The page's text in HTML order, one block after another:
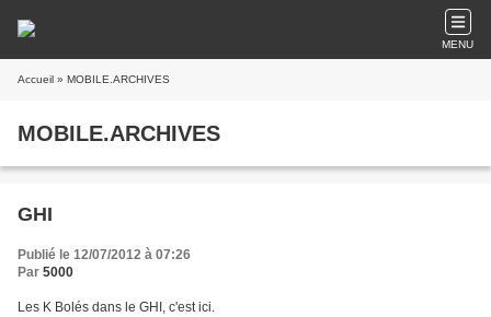
MENU
Accueil » MOBILE.ARCHIVES
MOBILE.ARCHIVES
GHI
Publié le 12/07/2012 à 07:26
Par 5000
Les K Bolés dans le GHI, c'est ici.